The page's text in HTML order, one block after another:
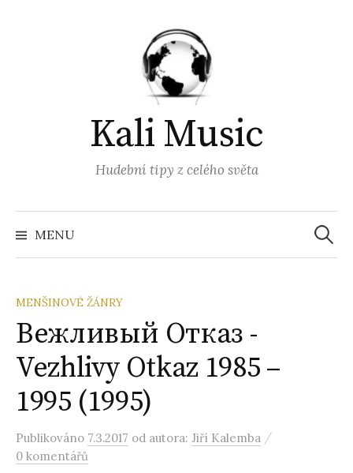
Kali Music
Hudební tipy z celého světa
MENU
MENŠINOVÉ ŽÁNRY
Вежливый Отказ -
Vezhlivy Otkaz 1985 –
1995 (1995)
Publikováno 7.3.2017 od autora: Jiří Kalemba /
0 komentářů